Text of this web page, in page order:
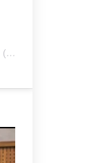
Um post compartilhado por Queiroz Filho (@queirozmfilho)